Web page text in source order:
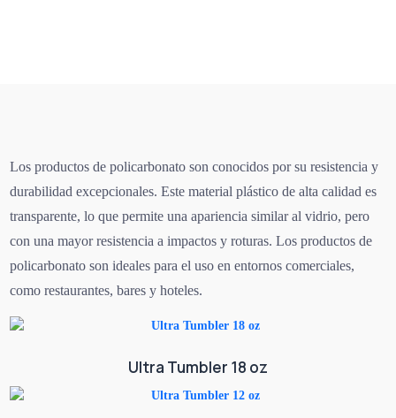
Los productos de policarbonato son conocidos por su resistencia y
durabilidad excepcionales. Este material plástico de alta calidad es
transparente, lo que permite una apariencia similar al vidrio, pero
con una mayor resistencia a impactos y roturas. Los productos de
policarbonato son ideales para el uso en entornos comerciales,
como restaurantes, bares y hoteles.
Ultra Tumbler 18 oz